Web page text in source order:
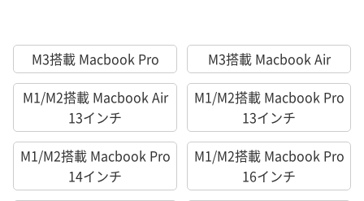
M3搭載 Macbook Pro
M3搭載 Macbook Air
M1/M2搭載 Macbook Air
13インチ
M1/M2搭載 Macbook Pro
13インチ
M1/M2搭載 Macbook Pro
14インチ
M1/M2搭載 Macbook Pro
16インチ